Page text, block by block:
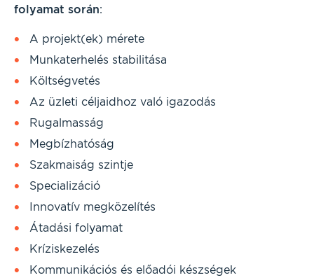
folyamat során:
A projekt(ek) mérete
Munkaterhelés stabilitása
Költségvetés
Az üzleti céljaidhoz való igazodás
Rugalmasság
Megbízhatóság
Szakmaiság szintje
Specializáció
Innovatív megközelítés
Átadási folyamat
Kríziskezelés
Kommunikációs és előadói készségek